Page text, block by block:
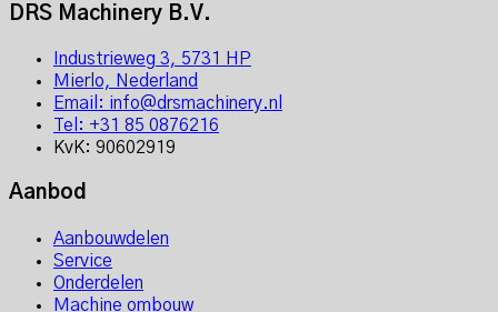
DRS Machinery B.V.
Industrieweg 3, 5731 HP
Mierlo, Nederland
Email: info@drsmachinery.nl
Tel: +31 85 0876216
KvK: 90602919
Aanbod
Aanbouwdelen
Service
Onderdelen
Machine ombouw